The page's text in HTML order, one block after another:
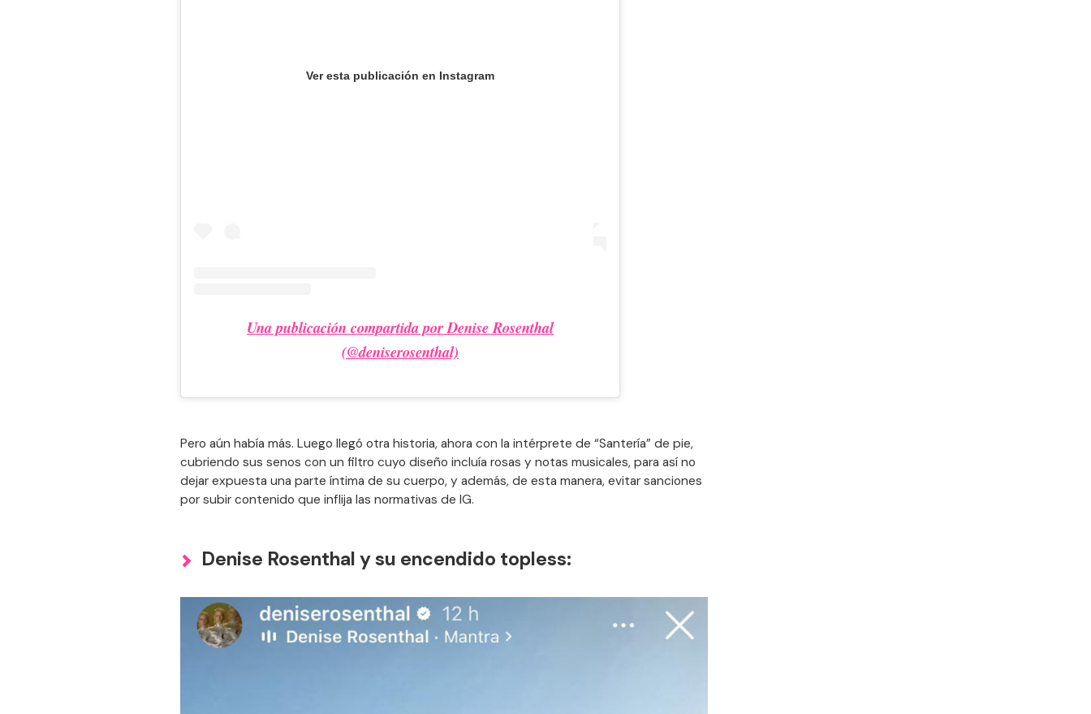
Ver esta publicación en Instagram
Una publicación compartida por Denise Rosenthal
(@deniserosenthal)
Pero aún había más. Luego llegó otra historia, ahora con la intérprete de “Santería” de pie,
cubriendo sus senos con un filtro cuyo diseño incluía rosas y notas musicales, para así no
dejar expuesta una parte íntima de su cuerpo, y además, de esta manera, evitar sanciones
por subir contenido que inflija las normativas de IG.
Denise Rosenthal y su encendido topless: